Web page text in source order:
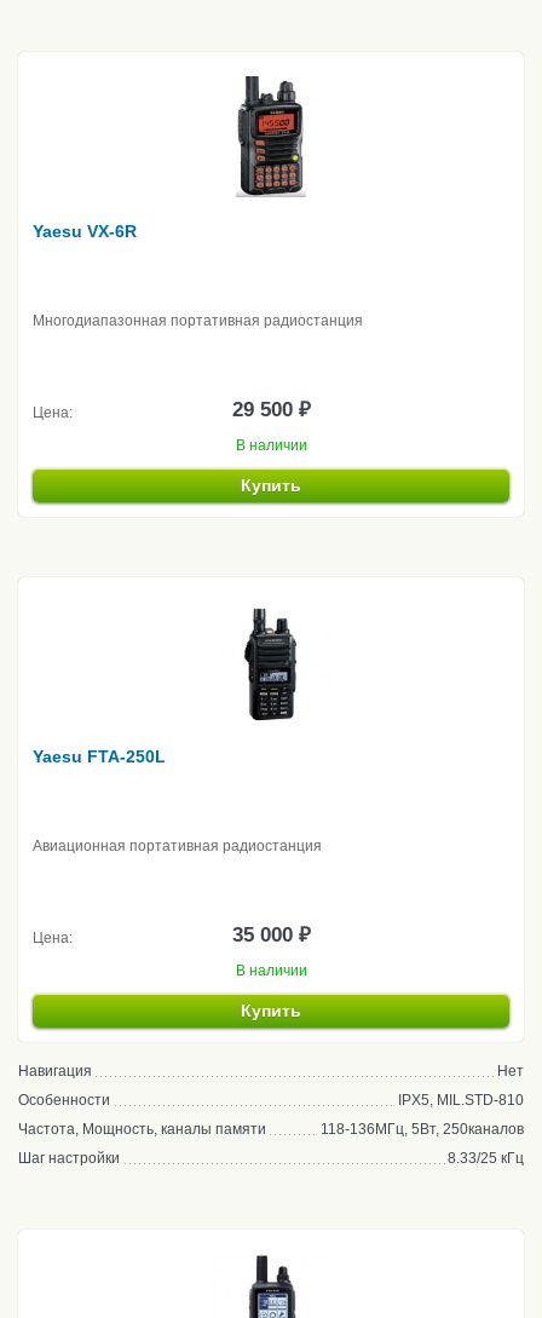
Yaesu VX-6R
Многодиапазонная портативная радиостанция
Цена: 29 500 ₽
В наличии
Купить
Yaesu FTA-250L
Авиационная портативная радиостанция
Цена: 35 000 ₽
В наличии
Купить
Навигация
Нет
Особенности
IPX5, MIL.STD-810
Частота, Мощность, каналы памяти
118-136МГц, 5Вт, 250каналов
Шаг настройки
8.33/25 кГц